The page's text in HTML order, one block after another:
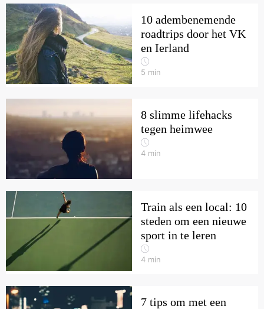
10 adembenemende
roadtrips door het VK
en Ierland
5 min
8 slimme lifehacks
tegen heimwee
4 min
Train als een local: 10
steden om een nieuwe
sport in te leren
4 min
7 tips om met een